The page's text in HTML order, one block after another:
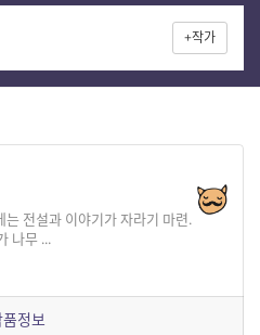
+작가
는 전설과 이야기가 자라기 마련.
나무 ...
품정보